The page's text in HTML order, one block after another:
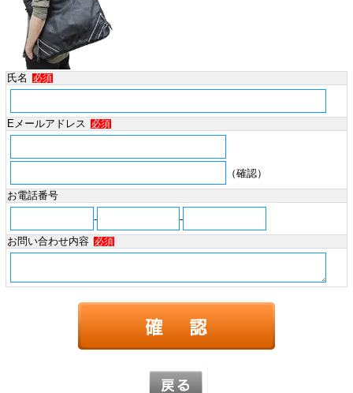
氏名 必須
Eメールアドレス 必須
（確認）
お電話番号
-
-
お問い合わせ内容
必須